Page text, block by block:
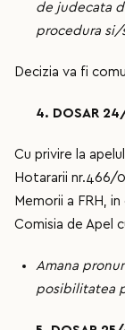
de judecata
procedura si/
Decizia va fi
4. DOSAR
Cu privire la
Hotararii nr.466/
Memorii a FRH,
Comisia de Apel
Amana
posibilitatea